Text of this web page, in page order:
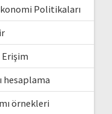
Politikaları
hesaplama
örnekleri